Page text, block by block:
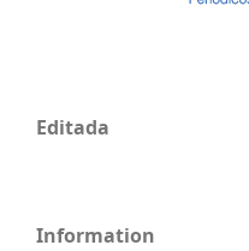
Editada
Information